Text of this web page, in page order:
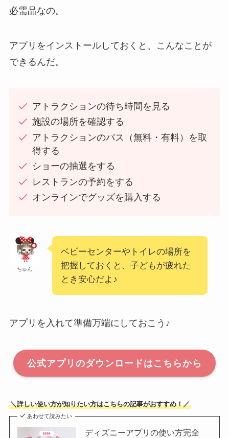
必需品なの。
アプリをインストールしておくと、こんなことが
できるんだ。
アトラクションの待ち時間を見る
施設の場所を確認する
アトラクションのパス（無料・有料）を取
得する
ショーの抽選をする
レストランの予約をする
オンラインでグッズを購入する
ちゅん
ベビーセンターやトイレの場所を
把握しておくと、子どもが疲れた
とき安心だよ♪
アプリを入れて準備万端にしておこう♪
公式アプリのダウンロードはこちらから
＼詳しい使い方が知りたい方はこちらの記事がおすすめ！／
あわせて読みたい
ディズニーアプリの使い方完全